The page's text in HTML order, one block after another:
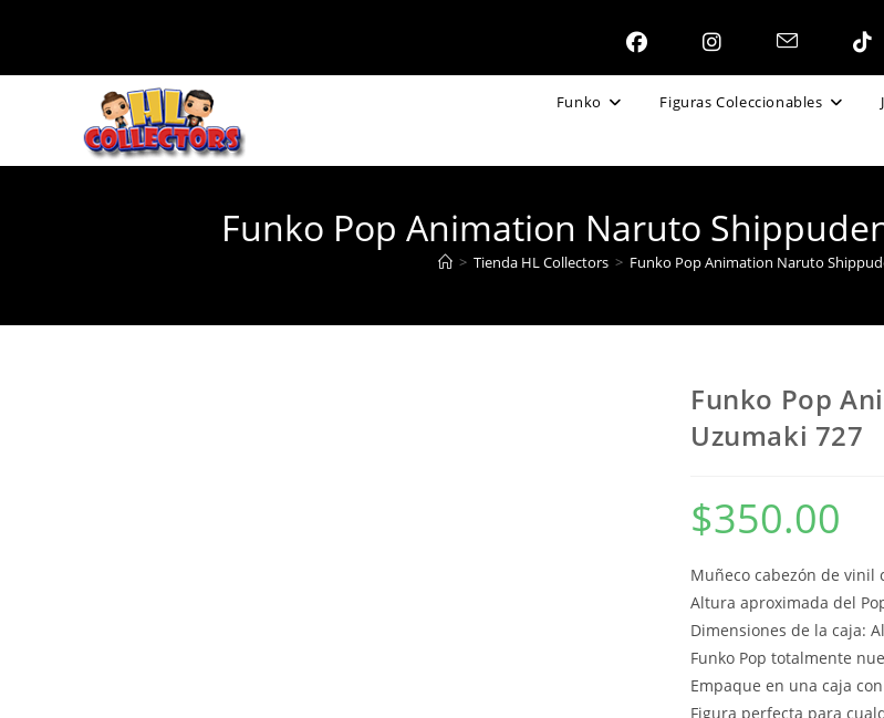
Funko Figuras Coleccionables
Funko Pop Animation Naruto
> Tienda HL Collectors > Funko Pop Animation Naruto
Funko Pop
Uzumaki 727
$350.00
Muñeco cabezón de vinil
Altura aproximada del
Dimensiones de la caja:
Funko Pop totalmente
Empaque en una caja
Figura perfecta para